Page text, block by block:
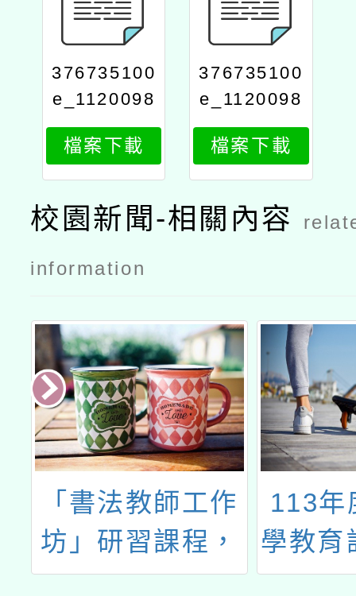
376735100
e_1120098
3902_attac
h2
檔案下載
376735100
e_1120098
3902_attac
h1
檔案下載
校園新聞-相關內容
information
「書法教師工作
坊」研習課程，
請鼓勵教師踴躍
113年
學教育
學科